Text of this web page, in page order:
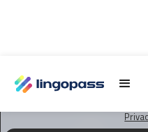
O Lingopass utiliza
deste site e melhorar
Saiba